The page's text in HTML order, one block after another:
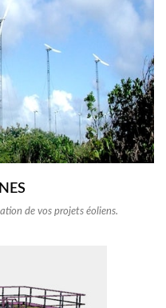
de vos projets éoliens.